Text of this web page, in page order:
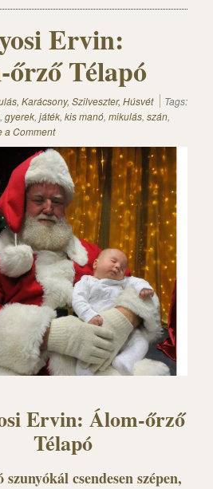
Ervin:
Télapó
Karácsony, Szilveszter, Húsvét
Tags:
, gyerek, játék, kis manó, mikulás, szán,
a Comment
Ervin: Álom-őrző
Télapó
csendesen szépen,